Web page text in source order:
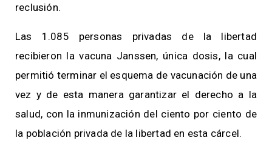
reclusión.
Las 1.085 personas privadas de la libertad
recibieron la vacuna Janssen, única dosis, la cual
permitió terminar el esquema de vacunación de una
vez y de esta manera garantizar el derecho a la
salud, con la inmunización del ciento por ciento de
la población privada de la libertad en esta cárcel.